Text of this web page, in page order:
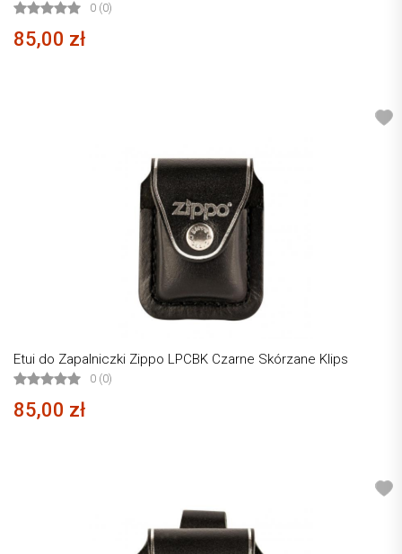
0 (0)
85,00 zł
Etui do Zapalniczki Zippo LPCBK Czarne Skórzane Klips
0 (0)
85,00 zł